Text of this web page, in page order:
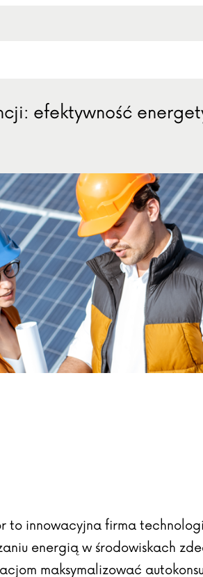
efektywność
to innowacyjna firma
energią w środowiskach
maksymalizować